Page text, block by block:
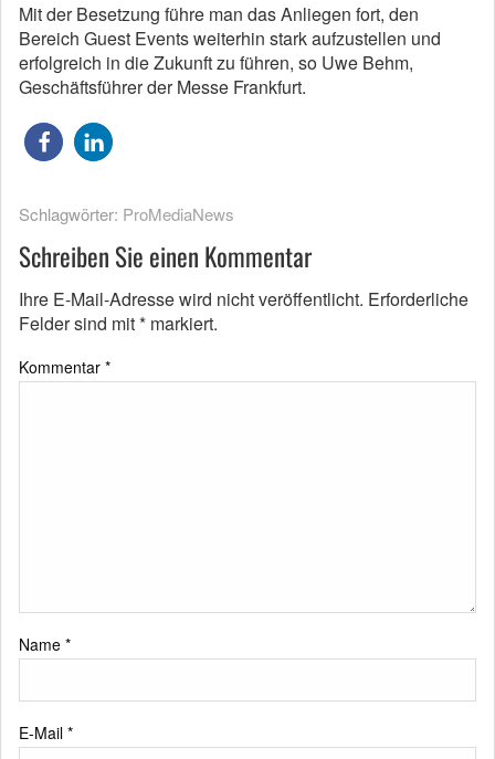
Mit der Besetzung führe man das Anliegen fort, den
Bereich Guest Events weiterhin stark aufzustellen und
erfolgreich in die Zukunft zu führen, so Uwe Behm,
Geschäftsführer der Messe Frankfurt.
Schlagwörter: ProMediaNews
Schreiben Sie einen Kommentar
Ihre E-Mail-Adresse wird nicht veröffentlicht. Erforderliche
Felder sind mit* markiert.
Kommentar *
Name *
E-Mail *